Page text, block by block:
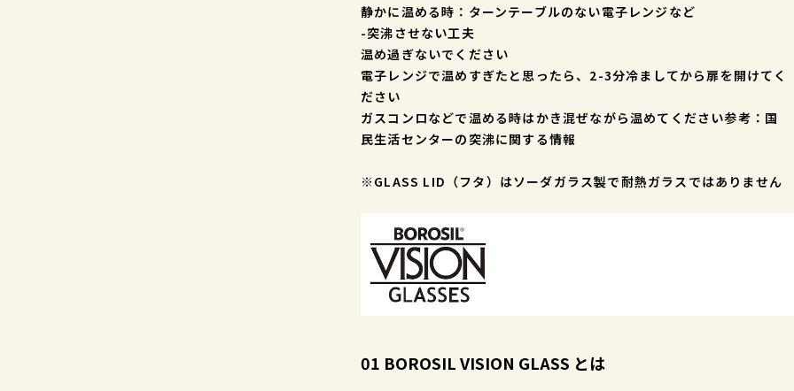
静かに温める時：ターンテーブルのない電子レンジなど
-突沸させない工夫
温め過ぎないでください
電子レンジで温めすぎたと思ったら、2-3分冷ましてから扉を開けてく
ださい
ガスコンロなどで温める時はかき混ぜながら温めてください参考：国
民生活センターの突沸に関する情報
※GLASS LID（フタ）はソーダガラス製で耐熱ガラスではありません
01 BOROSIL VISION GLASS とは